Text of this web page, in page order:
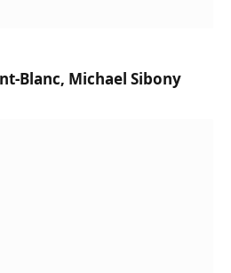
Blanc, Michael Sibony